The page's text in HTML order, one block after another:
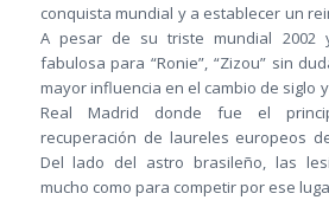
conquista mundial y a establecer un
A pesar de su triste mundial 2002
fabulosa para “Ronie”, “Zizou” sin
mayor influencia en el cambio de siglo
Real Madrid donde fue el
recuperación de laureles europeos
Del lado del astro brasileño, las
mucho como para competir por ese